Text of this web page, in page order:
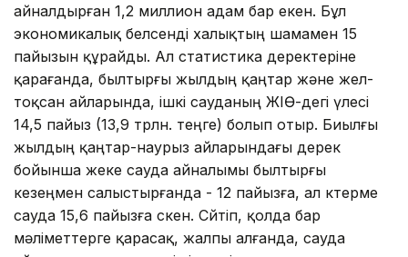
айналдыр­ған 1,2 миллион адам бар екен. Бұл
экономикалық белсенді халықтың шамамен 15
пайызын құрайды. Ал статистика деректеріне
қарағанда, былтырғы жылдың қаңтар және жел­
тоқсан айларында, ішкі сауданың ЖІӨ-дегі үлесі
14,5 па­йыз (13,9 трлн. теңге) болып отыр. Биылғы
жылдың қаңтар-наурыз айларындағы дерек
бойынша жеке сауда айналымы был­тырғы
кезеңмен салыстырғанда - 12 пайызға, ал көтерме
сауда 15,6 пайызға өскен. Сөйтіп, қолда бар
мәліметтерге қарасақ, жалпы алғанда, сауда